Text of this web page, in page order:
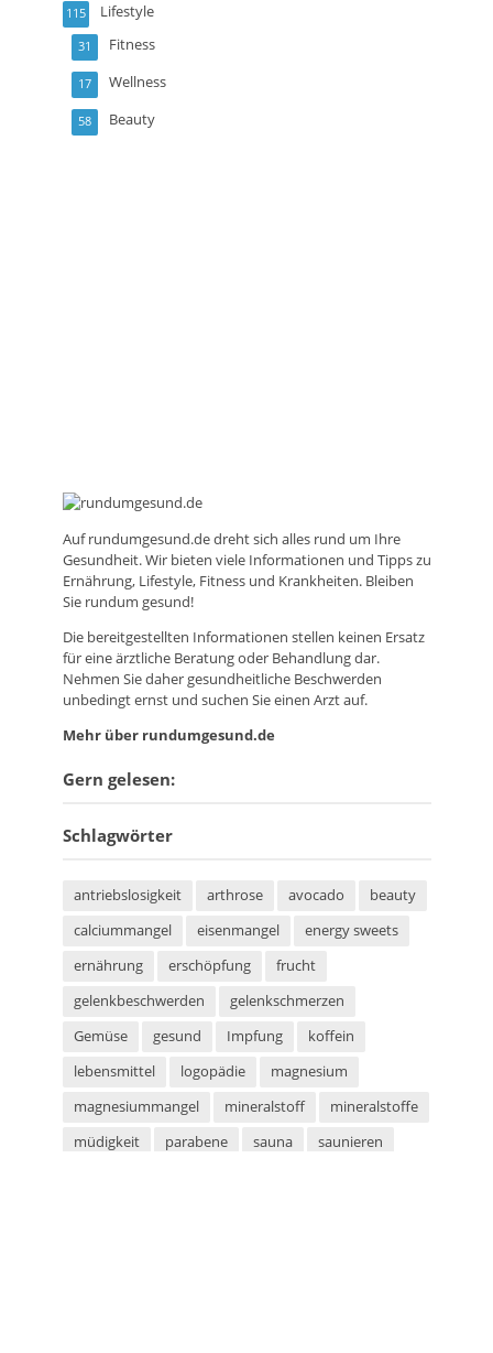
Lifestyle
115
Fitness
31
Wellness
17
Beauty
58
Aufrundumgesund.dedreht sich alles rund um Ihre
Gesundheit. Wir bieten viele Informationen und Tipps zu
Ernährung, Lifestyle, Fitness und Krankheiten. Bleiben
Sie rundum gesund!
Die bereitgestellten Informationen stellen keinen Ersatz
für eine ärztliche Beratung oder Behandlung dar.
Nehmen Sie daher gesundheitliche Beschwerden
unbedingt ernst und suchen Sie einen Arzt auf.
Mehr über rundumgesund.de
Gern gelesen:
Schlagwörter
antriebslosigkeit arthrose avocado
beauty
calciummangel
eisenmangel
energy sweets
ernährung
erschöpfung
frucht
gelenkbeschwerden
gelenkschmerzen
Gemüse
gesund Impfung
koffein
lebensmittel
logopädie
magnesium
magnesiummangel
mineralstoff
mineralstoffe
müdigkeit
parabene sauna
saunieren